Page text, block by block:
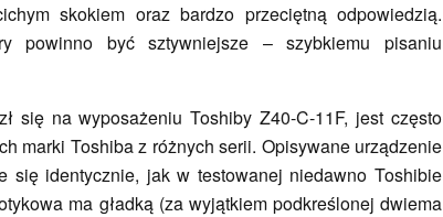
skokiem oraz bardzo przeciętną odpowiedzią.
powinno być sztywniejsze – szybkiemu pisaniu
się na wyposażeniu Toshiby Z40-C-11F, jest często
marki Toshiba z różnych serii. Opisywane urządzenie
się identycznie, jak w testowanej niedawno Toshibie
ma gładką (za wyjątkiem podkreślonej dwiema